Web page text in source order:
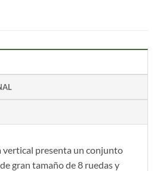
vertical presenta un conjunto
gran tamaño de 8 ruedas y